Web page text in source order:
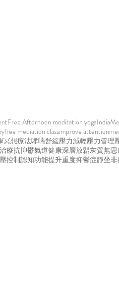
Free Afternoon meditation yogaIndia
free mediation classimprove attention
冥想療法哮喘舒緩壓力減輕壓力管理
療抗抑鬱氣道健康深層放鬆灰質無
控制認知功能提升重度抑鬱症靜坐